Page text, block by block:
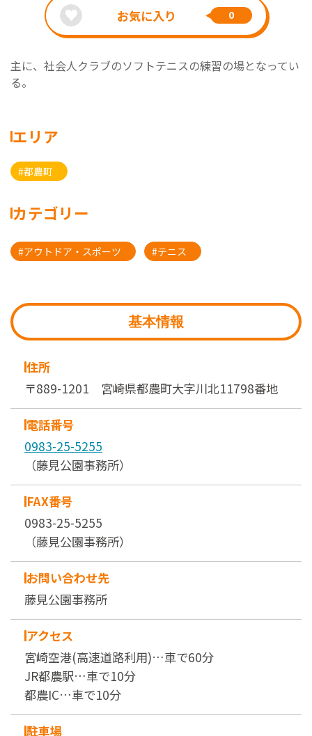
お気に入り 0
主に、社会人クラブのソフトテニスの練習の場となってい
る。
エリア
#都農町
カテゴリー
#アウトドア・スポーツ #テニス
基本情報
住所
〒889-1201 宮崎県都農町大字川北11798番地
電話番号
0983-25-5255
（藤見公園事務所）
FAX番号
0983-25-5255
（藤見公園事務所）
お問い合わせ先
藤見公園事務所
アクセス
宮崎空港(高速道路利用)…車で60分
JR都農駅…車で10分
都農IC…車で10分
駐車場